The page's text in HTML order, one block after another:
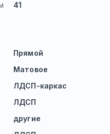
41
Прямой
Матовое
ЛДСП-каркас
ЛДСП
другие